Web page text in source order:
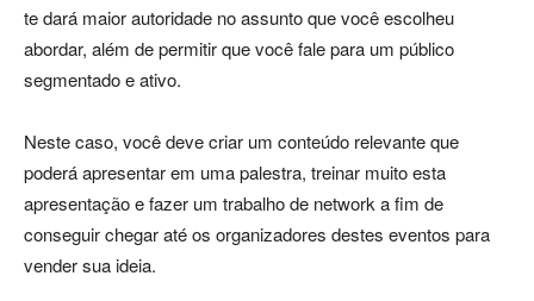
te dará maior autoridade no assunto que você escolheu
abordar, além de permitir que você fale para um público
segmentado e ativo.
Neste caso, você deve criar um conteúdo relevante que
poderá apresentar em uma palestra, treinar muito esta
apresentação e fazer um trabalho de network a fim de
conseguir chegar até os organizadores destes eventos para
vender sua ideia.